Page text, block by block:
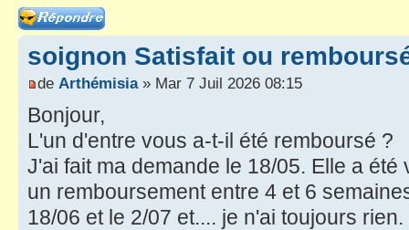
Répondre
soignon Satisfait ou
de Arthémisia» Mar 7 Juil 2026 08:15
Bonjour,
L'un d'entre vous a-t-il été remboursé ?
J'ai fait ma demande le 18/05. Elle a
un remboursement entre 4 et 6
18/06 et le 2/07 et.... je n'ai toujours rien.